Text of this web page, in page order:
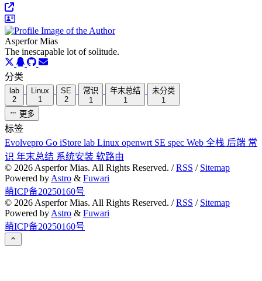
Asperfor Mias
The inescapable lot of solitude.
分类
lab
2
Linux
1
SE
2
常识
1
年末总结
1
未分类
1
更多
标签
Evolvepro Go iStore lab Linux openwrt SE spec Web 全栈 后端 常
识 年末总结 系统安装 软路由
© 2026 Asperfor Mias. All Rights Reserved. /RSS / Sitemap
Powered by Astro & Fuwari
萌ICP备20250160号
© 2026 Asperfor Mias. All Rights Reserved. /RSS / Sitemap
Powered by Astro & Fuwari
萌ICP备20250160号